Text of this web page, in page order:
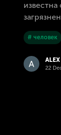
# человек
ALEX
22